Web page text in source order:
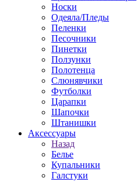
Носки
Одеяла/Пледы
Пеленки
Песочники
Пинетки
Ползунки
Полотенца
Слюнявчики
Футболки
Царапки
Шапочки
Штанишки
Аксессуары
Назад
Белье
Купальники
Галстуки